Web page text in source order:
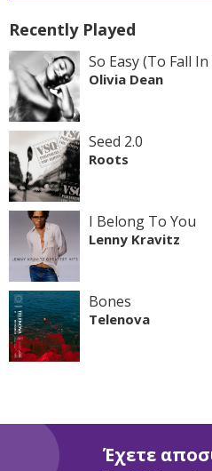
Recently Played
So Easy (To Fall
Olivia Dean
Seed 2.0
Roots
I Belong To You
Lenny Kravitz
Bones
Telenova
Έχετε